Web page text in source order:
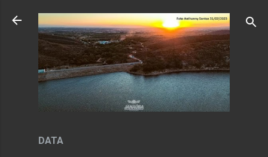
Pular para o conteúdo principal
DATA